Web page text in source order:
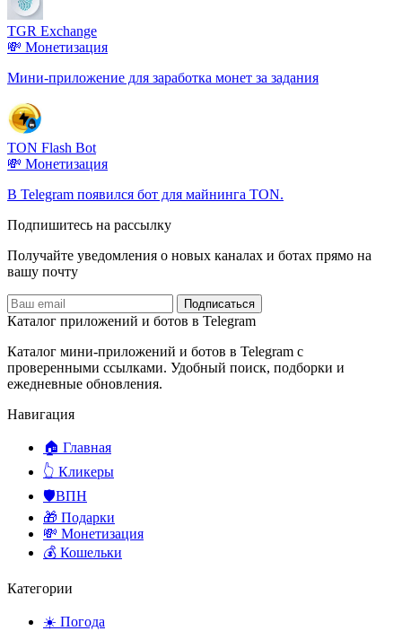
TGR Exchange
💸 Монетизация
Мини-приложение для заработка монет за задания
TON Flash Bot
💸 Монетизация
В Telegram появился бот для майнинга TON.
Подпишитесь на рассылку
Получайте уведомления о новых каналах и ботаx прямо на
вашу почту
Подписаться
Каталог приложений и ботов в Telegram
Каталог мини-приложений и ботов в Telegram с
проверенными ссылками. Удобный поиск, подборки и
ежедневные обновления.
Навигация
🏠 Главная
👆 Кликеры
🛡️ВПН
🎁 Подарки
💸 Монетизация
💰 Кошельки
Категории
☀️ Погода